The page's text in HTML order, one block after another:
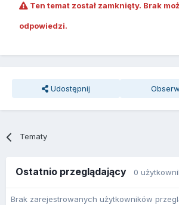
Ten temat został zamknięty. Brak
odpowiedzi.
Udostępnij
Tematy
Ostatnio przeglądający 0
Brak zarejestrowanych użytkowników